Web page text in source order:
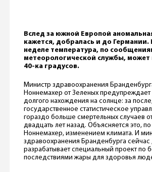
Вслед за южной Европой
кажется, добралась и до Германии.
неделе температура, по
метеорологической службы, может
40-ка градусов.
Министр здравоохранения
Ноннемахер от Зеленых предупреждает
долгого нахождения на солнце: за
государственное статистическое
гораздо больше смертельных случаев
двадцать лет назад. Объясняется это,
Ноннемахер, изменением климата. И
здравоохранения Бранденбурга
разрабатывает специальный проект по
последствиями жары для здоровья